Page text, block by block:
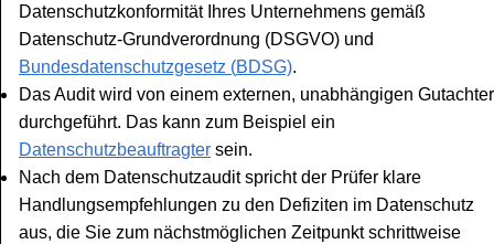
Datenschutzkonformität Ihres Unternehmens gemäß
Datenschutz-Grundverordnung (DSGVO) und
Bundesdatenschutzgesetz (BDSG).
Das Audit wird von einem externen, unabhängigen Gutachter
durchgeführt. Das kann zum Beispiel ein
Datenschutzbeauftragter sein.
Nach dem Datenschutzaudit spricht der Prüfer klare
Handlungsempfehlungen zu den Defiziten im Datenschutz
aus, die Sie zum nächstmöglichen Zeitpunkt schrittweise